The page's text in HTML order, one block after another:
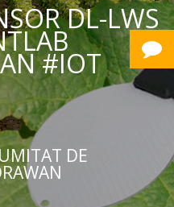
DE
DL-LWS
#IOT